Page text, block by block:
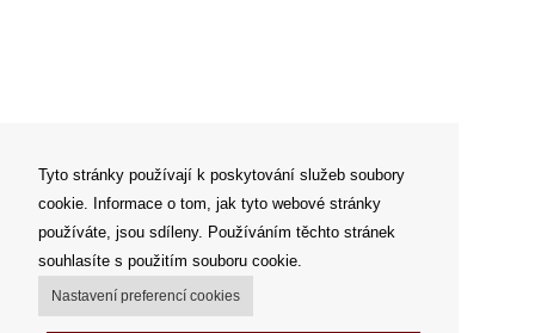
Tyto stránky používají k poskytování služeb soubory
cookie. Informace o tom, jak tyto webové stránky
používáte, jsou sdíleny. Používáním těchto stránek
souhlasíte s použitím souboru cookie.
Nastavení preferencí cookies